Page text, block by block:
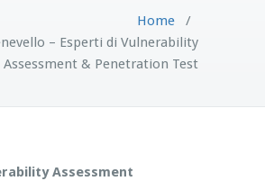
Home/
– Esperti di Vulnerability
Assessment & Penetration Test
Assessment